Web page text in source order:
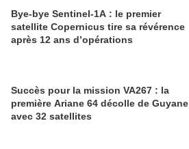
Bye-bye Sentinel-1A : le premier
satellite Copernicus tire sa révérence
après 12 ans d’opérations
Succès pour la mission VA267 : la
première Ariane 64 décolle de Guyane
avec 32 satellites